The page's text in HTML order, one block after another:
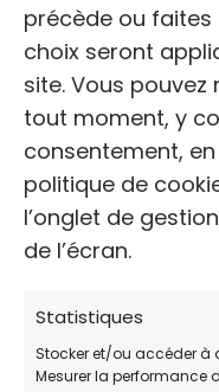
précède ou faites
choix seront
site. Vous
tout moment, y
consentement,
politique de
l’onglet de
de l’écran.
Statistiques
Stocker et/ou accéder à
Mesurer la performance
Refuges pour
Refuges pour
Refuges pour
Refuges pour
Refuges pour